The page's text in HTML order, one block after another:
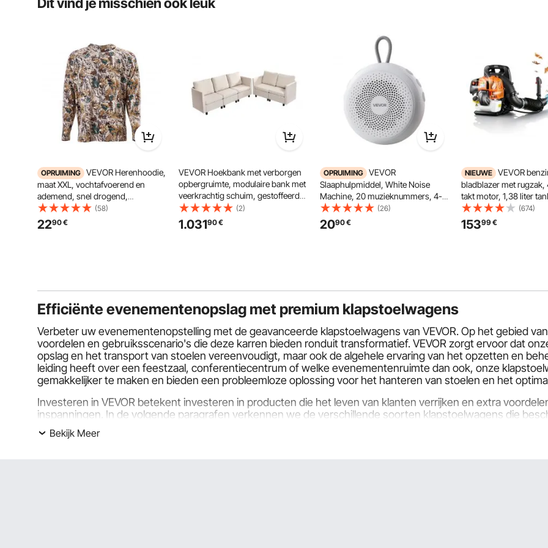
OPRUIMING VEVOR Herenhoodie,
maat XXL, vochtafvoerend en
ademend, snel drogend,
capuchontrui, hoodie met lange
mouwen voor buitenwerk in de
lente en zomer
(58)
2290€
VEVOR Hoekbank met verborgen
opbergruimte, modulaire bank met
veerkrachtig schuim, gestoffeerde
bank (5 zitplaatsen) met massief
houten frame voor
woonkamer/slaapkamer, beige
(2)
1.03190€
OPRUIMING VEVOR
Slaaphulpmiddel, White Noise
Machine, 20 muzieknummers, 4-
in-1 geluidsmachine met White
Noise, automatische
uitschakeltimer, zachte ringlamp,
(26)
2090€
NIEUWE VEVOR
bladblazer met rugzak,
takt motor, 1,38 liter
luchtstroom, 241 km/u
luchtsnelheid,
verwijderen van
(674)
15399€
Efficiënte evenementenopslag met premium klapstoelwagens
Verbeter uw evenementenopstelling met de geavanceerde klapstoelwagens van VEVOR. Op het gebied
voordelen en gebruiksscenario's die deze karren bieden ronduit transformatief. VEVOR zorgt ervoor dat
opslag en het transport van stoelen vereenvoudigt, maar ook de algehele ervaring van het opzetten en
leiding heeft over een feestzaal, conferentiecentrum of welke evenementenruimte dan ook, onze
gemakkelijker te maken en bieden een probleemloze oplossing voor het hanteren van stoelen en het
Investeren in VEVOR betekent investeren in producten die het leven van klanten verrijken en extra
inspanningen. In de volgende paragrafen verkennen we de verschillende soorten klapstoelwagens die
functies en kenmerken uiteenzetten. Daarnaast zullen we dieper ingaan op de belangrijkste factoren
de juiste klapstoelwagen, waarbij we de aspecten benadrukken die de producten van VEVOR onderscheiden
Bekijk Meer